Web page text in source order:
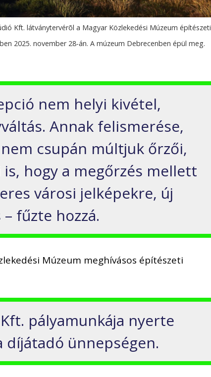
Kft. látványtervérõl a Magyar Közlekedési Múzeum építészeti
2025. november 28-án. A múzeum Debrecenben épül meg.
nem helyi kivétel,
Annak felismerése,
csupán múltjuk őrzői,
hogy a megőrzés mellett
városi jelképekre, új
fűzte hozzá.
Múzeum meghívásos építészeti
pályamunkája nyerte
díjátadó ünnepségen.